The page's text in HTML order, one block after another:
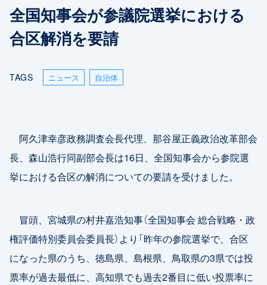
全国知事会が参議院選挙における
合区解消を要請
TAGS ニュース 自治体
阿久津幸彦政務調査会長代理、那谷屋正義政治改革部会
長、森山浩行同副部会長は16日、全国知事会から参院選
挙における合区の解消についての要請を受けました。
冒頭、宮城県の村井嘉浩知事（全国知事会 総合戦略・政
権評価特別委員会委員長）より「昨年の参院選挙で、合区
になった県のうち、徳島県、島根県、鳥取県の3県では投
票率が過去最低に、高知県でも過去2番目に低い投票率に